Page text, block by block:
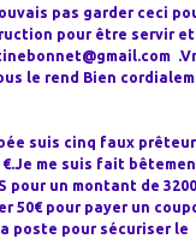
pas garder ceci
pour être servir et
le rend Bien
suis cinq faux
me suis fait
pour un montant de
50€ pour payer un
poste pour sécuriser le